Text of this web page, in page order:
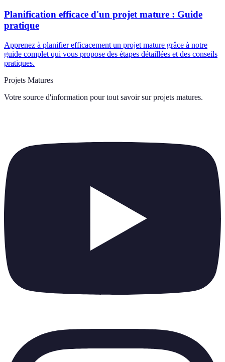
Planification efficace d'un projet mature : Guide
pratique
Apprenez à planifier efficacement un projet mature grâce à notre
guide complet qui vous propose des étapes détaillées et des conseils
pratiques.
Projets Matures
Votre source d'information pour tout savoir sur projets matures.